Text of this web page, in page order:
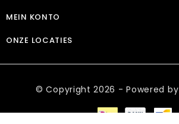
MEIN KONTO
ONZE LOCATIES
© Copyright 2026 - Powered by